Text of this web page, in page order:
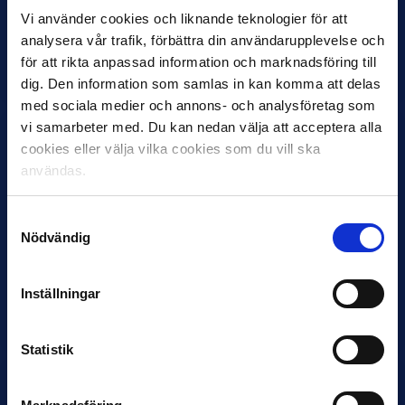
Vi använder cookies och liknande teknologier för att
analysera vår trafik, förbättra din användarupplevelse och
för att rikta anpassad information och marknadsföring till
dig. Den information som samlas in kan komma att delas
med sociala medier och annons- och analysföretag som
vi samarbeter med. Du kan nedan välja att acceptera alla
cookies eller välja vilka cookies som du vill ska
användas.
Nödvändig
Inställningar
Statistik
30 JUNI
Helstrup ny tränare i Malmö FF
Inleder mot…
Favorit i repris för Sirius i maj